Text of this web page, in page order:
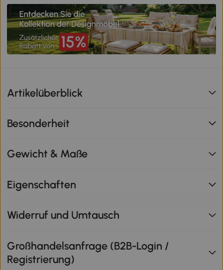
Artikelüberblick
Besonderheit
Gewicht & Maße
Eigenschaften
Widerruf und Umtausch
Großhandelsanfrage (B2B-Login /
Registrierung)